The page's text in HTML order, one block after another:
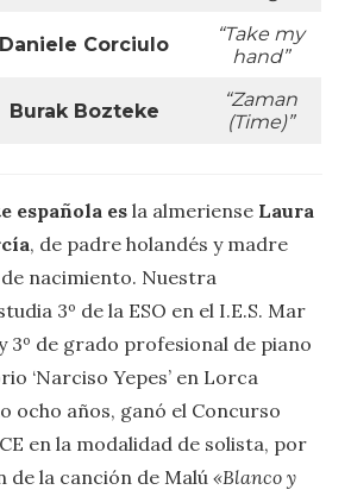
Daniele Corciulo
“Take my
hand”
Burak Bozteke
“Zaman
(Time)”
española es la almeriense Laura
, de padre holandés y madre
nacimiento. Nuestra
3º de la ESO en el I.E.S. Mar
3º de grado profesional de piano
‘Narciso Yepes’ en Lorca
ocho años, ganó el Concurso
en la modalidad de solista, por
la canción de Malú «Blanco y